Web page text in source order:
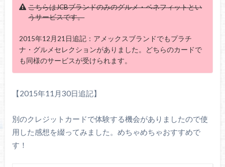
こちらはJCBブランドのみのグルメ・ベネフィットとい
うサービスです。
2015年12月21日追記：アメックスブランドでもプラチ
ナ・グルメセレクションがありました。どちらのカードで
も同様のサービスが受けられます。
【2015年11月30日追記】
別のクレジットカードで体験する機会がありましたので使
用した感想を綴ってみました。めちゃめちゃおすすめで
す！